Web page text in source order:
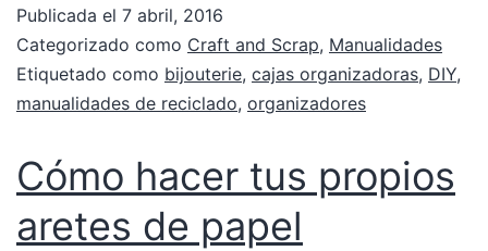
Publicada el 7 abril, 2016
Categorizado como Craft and Scrap, Manualidades
Etiquetado como bijouterie, cajas organizadoras, DIY,
manualidades de reciclado, organizadores
Cómo hacer tus propios
aretes de papel